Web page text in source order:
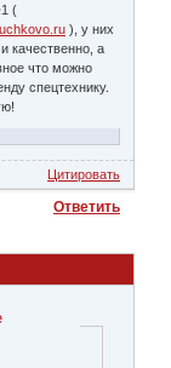
(
), у них
качественно, а
что можно
спецтехнику.
Цитировать
Ответить